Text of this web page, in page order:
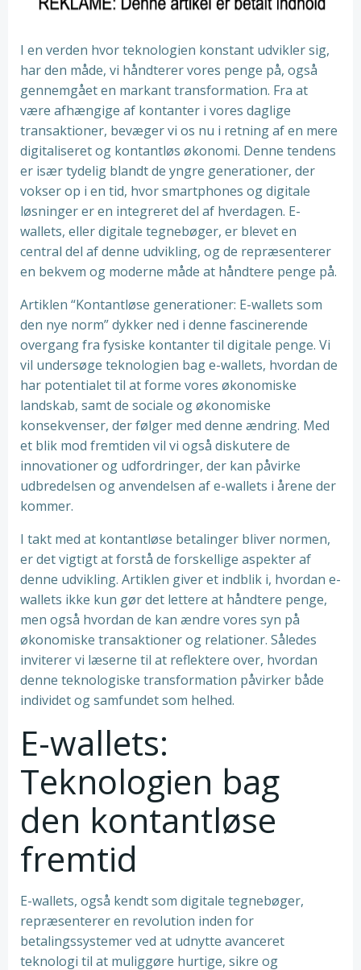
I en verden hvor teknologien konstant udvikler sig,
har den måde, vi håndterer vores penge på, også
gennemgået en markant transformation. Fra at
være afhængige af kontanter i vores daglige
transaktioner, bevæger vi os nu i retning af en mere
digitaliseret og kontantløs økonomi. Denne tendens
er især tydelig blandt de yngre generationer, der
vokser op i en tid, hvor smartphones og digitale
løsninger er en integreret del af hverdagen. E-
wallets, eller digitale tegnebøger, er blevet en
central del af denne udvikling, og de repræsenterer
en bekvem og moderne måde at håndtere penge på.
Artiklen “Kontantløse generationer: E-wallets som
den nye norm” dykker ned i denne fascinerende
overgang fra fysiske kontanter til digitale penge. Vi
vil undersøge teknologien bag e-wallets, hvordan de
har potentialet til at forme vores økonomiske
landskab, samt de sociale og økonomiske
konsekvenser, der følger med denne ændring. Med
et blik mod fremtiden vil vi også diskutere de
innovationer og udfordringer, der kan påvirke
udbredelsen og anvendelsen af e-wallets i årene der
kommer.
I takt med at kontantløse betalinger bliver normen,
er det vigtigt at forstå de forskellige aspekter af
denne udvikling. Artiklen giver et indblik i, hvordan e-
wallets ikke kun gør det lettere at håndtere penge,
men også hvordan de kan ændre vores syn på
økonomiske transaktioner og relationer. Således
inviterer vi læserne til at reflektere over, hvordan
denne teknologiske transformation påvirker både
individet og samfundet som helhed.
E-wallets:
Teknologien bag
den kontantløse
fremtid
E-wallets, også kendt som digitale tegnebøger,
repræsenterer en revolution inden for
betalingssystemer ved at udnytte avanceret
teknologi til at muliggøre hurtige, sikre og